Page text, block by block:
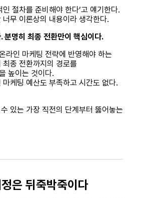
절차를 준비해야 한다’고 얘기한다.
무 이론상의 내용이라 생각한다.
분명히 최종 전환만이 핵심이다.
라인 마케팅 전략에 반영해야 하는
종 전환까지의 경로를
높이는 것이다.
케팅 예산도 부족하고 시간도 없다.
있는 가장 직전의 단계부터 뚫어놓는
은 뒤죽박죽이다